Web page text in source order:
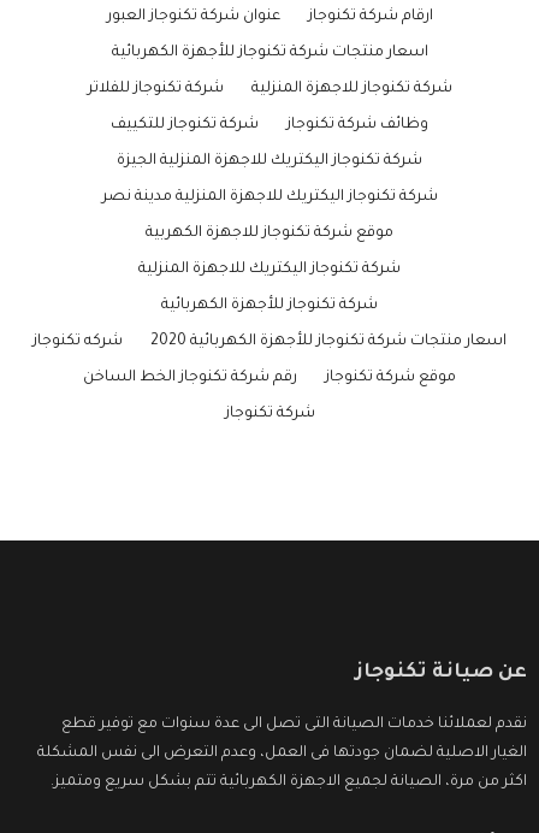
ارقام شركة تكنوجاز عنوان شركة تكنوجاز العبور
اسعار منتجات شركة تكنوجاز للأجهزة الكهربائية
شركة تكنوجاز للاجهزة المنزلية شركة تكنوجاز للفلاتر
وظائف شركة تكنوجاز شركة تكنوجاز للتكييف
شركة تكنوجاز اليكتريك للاجهزة المنزلية الجيزة
شركة تكنوجاز اليكتريك للاجهزة المنزلية مدينة نصر
موقع شركة تكنوجاز للاجهزة الكهربية
شركة تكنوجاز اليكتريك للاجهزة المنزلية
شركة تكنوجاز للأجهزة الكهربائية
اسعار منتجات شركة تكنوجاز للأجهزة الكهربائية 2020 شركه تكنوجاز
موقع شركة تكنوجاز رقم شركة تكنوجاز الخط الساخن
شركة تكنوجاز
عن صيانة تكنوجاز
نقدم لعملائنا خدمات الصيانة التى تصل الى عدة سنوات مع توفير قطع
الغيار الاصلية لضمان جودتها فى العمل، وعدم التعرض الى نفس المشكلة
اكثر من مرة، الصيانة لجميع الاجهزة الكهربائية تتم بشكل سريع ومتميز.